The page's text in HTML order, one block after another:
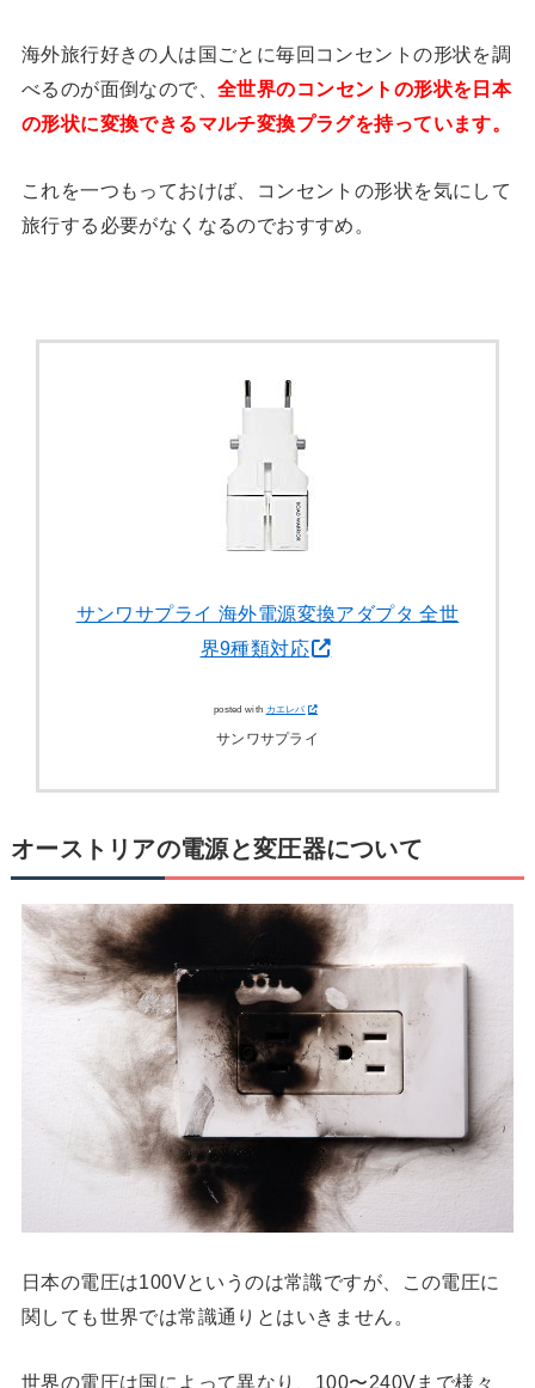
海外旅行好きの人は国ごとに毎回コンセントの形状を調
べるのが面倒なので、全世界のコンセントの形状を日本
の形状に変換できるマルチ変換プラグを持っています。
これを一つもっておけば、コンセントの形状を気にして
旅行する必要がなくなるのでおすすめ。
サンワサプライ 海外電源変換アダプタ 全世
界9種類対応
posted with カエレバ
サンワサプライ
オーストリアの電源と変圧器について
日本の電圧は100Vというのは常識ですが、この電圧に
関しても世界では常識通りとはいきません。
世界の電圧は国によって異なり、100〜240Vまで様々